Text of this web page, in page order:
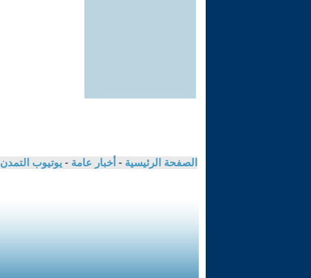
الصفحة الرئيسية - أخبار عامة - يوتيوب التمدن